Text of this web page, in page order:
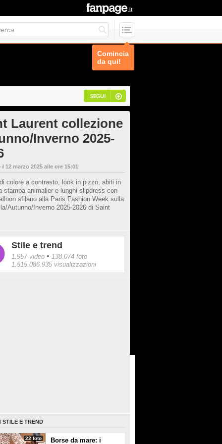
Comincia
da qui!
SEGUI
Laurent collezione
Inverno 2025-
il 12 marzo 2025 alle ore 15:01
colore a contrasto, look in pizzo, abiti in
stampa animalier e lunghi slipdress con
sfilano alla Paris Fashion Week sulla
Autunno/Inverno 2025-2026 di Saint
Stile e trend
1.957 video • 138.074 foto
1.515.086.935 visualizzazioni
STILE E TREND
22 foto
Borse da mare: i